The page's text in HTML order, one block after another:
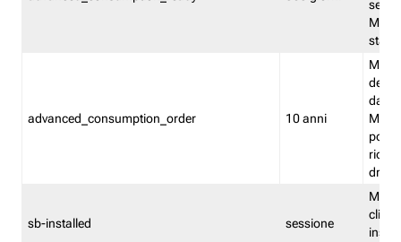
stato
advanced_consumption_order 10 anni
delle
sb-installed sessione